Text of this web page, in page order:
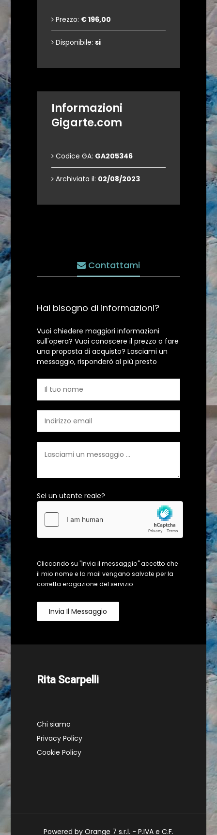
Prezzo: € 196,00
Disponibile: si
Informazioni
Gigarte.com
Codice GA: GA205346
Archiviata il: 02/08/2023
Contattami
Hai bisogno di informazioni?
Vuoi chiedere maggiori informazioni
sull'opera? Vuoi conoscere il prezzo o fare
una proposta di acquisto? Lasciami un
messaggio, risponderò al più presto
Sei un utente reale?
Cliccando su "Invia il messaggio" accetto che
il mio nome e la mail vengano salvate per la
corretta erogazione del servizio
Invia Il Messaggio
Rita Scarpelli
Chi siamo
Privacy Policy
Cookie Policy
Powered by Orange 7 s.r.l. - P.IVA e C.F.